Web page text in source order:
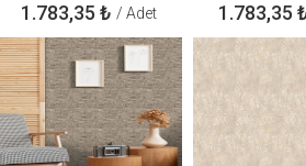
1.783,35 ₺ / Adet 1.783,35